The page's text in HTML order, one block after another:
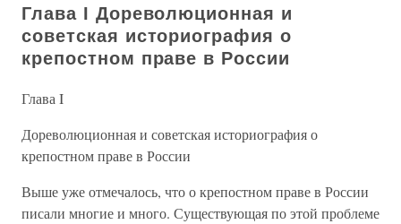
Глава I Дореволюционная и
советская историография о
крепостном праве в России
Глава I
Дореволюционная и советская историография о
крепостном праве в России
Выше уже отмечалось, что о крепостном праве в России
писали многие и много. Существующая по этой проблеме